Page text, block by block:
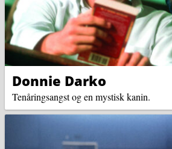
Donnie Darko
Tenåringsangst og en mystisk kanin.